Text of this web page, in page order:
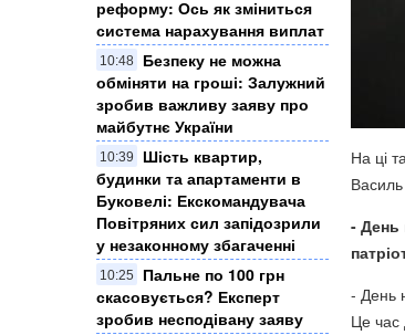
реформу: Ось як зміниться
система нарахування виплат
10:48
Безпеку не можна
обміняти на гроші: Залужний
зробив важливу заяву про
майбутнє України
10:39
Шість квартир,
будинки та апартаменти в
Буковелі: Екскомандувача
Повітряних сил запідозрили
у незаконному збагаченні
10:25
Пальне по 100 грн
скасовується? Експерт
зробив несподівану заяву
На ці
- День
- День
Це час